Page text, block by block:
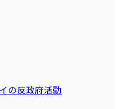
の反政府活動